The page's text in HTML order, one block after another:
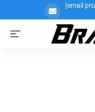
[email